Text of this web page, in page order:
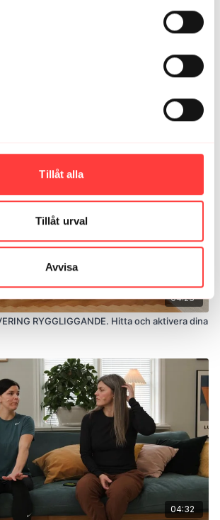
Tillåt alla
Tillåt urval
Avvisa
SIDLIGGANDE. Hitta och aktivera dina
04:23
RYGGLIGGANDE. Hitta och aktivera dina
04:32